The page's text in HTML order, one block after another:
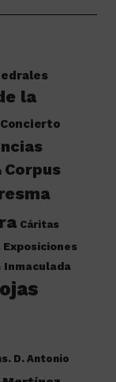
la
Concierto
Corpus
Cáritas
Exposiciones
Inmaculada
D. Antonio